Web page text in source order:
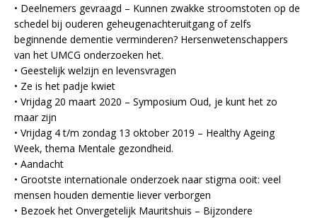
• Deelnemers gevraagd – Kunnen zwakke stroomstoten op de
schedel bij ouderen geheugenachteruitgang of zelfs
beginnende dementie verminderen? Hersenwetenschappers
van het UMCG onderzoeken het.
• Geestelijk welzijn en levensvragen
• Ze is het padje kwiet
• Vrijdag 20 maart 2020 – Symposium Oud, je kunt het zo
maar zijn
• Vrijdag 4 t/m zondag 13 oktober 2019 – Healthy Ageing
Week, thema Mentale gezondheid.
• Aandacht
• Grootste internationale onderzoek naar stigma ooit: veel
mensen houden dementie liever verborgen
• Bezoek het Onvergetelijk Mauritshuis – Bijzondere